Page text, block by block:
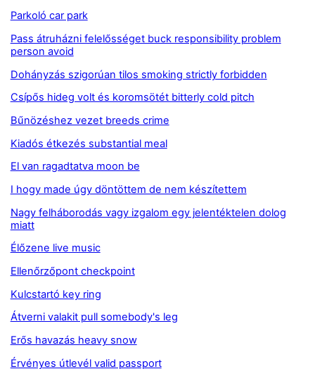
Parkoló car park
Pass átruházni felelősséget buck responsibility problem
person avoid
Dohányzás szigorúan tilos smoking strictly forbidden
Csípős hideg volt és koromsötét bitterly cold pitch
Bűnözéshez vezet breeds crime
Kiadós étkezés substantial meal
El van ragadtatva moon be
I hogy made úgy döntöttem de nem készítettem
Nagy felháborodás vagy izgalom egy jelentéktelen dolog
miatt
Élőzene live music
Ellenőrzőpont checkpoint
Kulcstartó key ring
Átverni valakit pull somebody's leg
Erős havazás heavy snow
Érvényes útlevél valid passport